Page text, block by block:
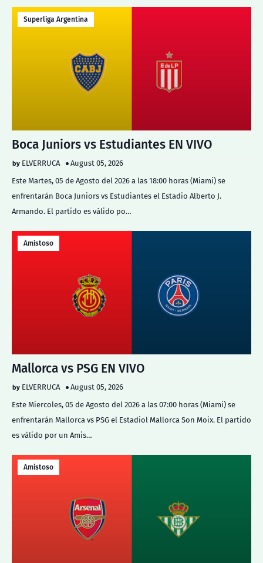
Superliga Argentina
Boca Juniors vs Estudiantes EN VIVO
ELVERRUCA
August 05, 2026
Este Martes, 05 de Agosto del 2026 a las 18:00 horas (Miami) se
enfrentarán Boca Juniors vs Estudiantes el Estadio Alberto J.
Armando. El partido es válido po…
Amistoso
Mallorca vs PSG EN VIVO
ELVERRUCA
August 05, 2026
Este Miercoles, 05 de Agosto del 2026 a las 07:00 horas (Miami) se
enfrentarán Mallorca vs PSG el Estadiol Mallorca Son Moix. El partido
es válido por un Amis…
Amistoso